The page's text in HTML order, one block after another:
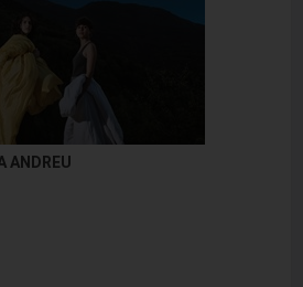
ANDREU